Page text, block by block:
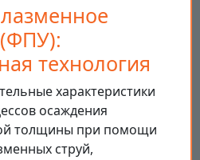
технология
характеристики
осаждения
толщины при помощи
струй,